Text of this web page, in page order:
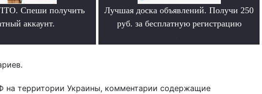
Спеши получить
аккаунт.
Лучшая доска объявлений. Получи 250
руб. за бесплатную регистрацию
территории Украины, комментарии содержащие